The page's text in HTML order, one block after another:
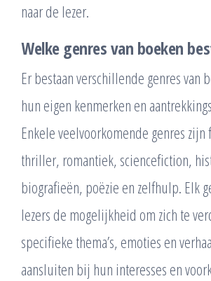
naar de lezer.
Welke genres van boeken
Er bestaan verschillende genres van
hun eigen kenmerken en
Enkele veelvoorkomende genres
thriller, romantiek, sciencefiction,
biografieën, poëzie en zelfhulp. Elk
lezers de mogelijkheid om zich te
specifieke thema’s, emoties en
aansluiten bij hun interesses en